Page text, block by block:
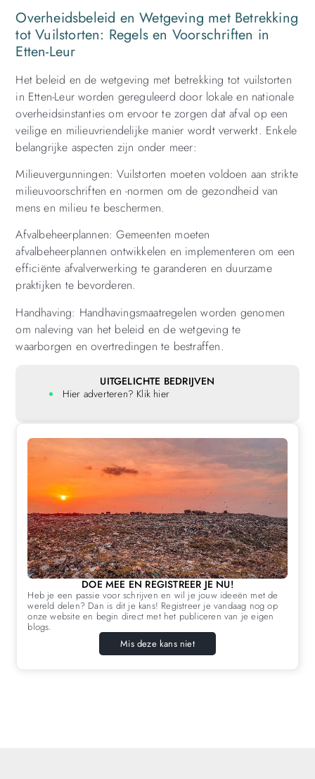
Overheidsbeleid en Wetgeving met Betrekking
tot Vuilstorten: Regels en Voorschriften in
Etten-Leur
Het beleid en de wetgeving met betrekking tot vuilstorten
in Etten-Leur worden gereguleerd door lokale en nationale
overheidsinstanties om ervoor te zorgen dat afval op een
veilige en milieuvriendelijke manier wordt verwerkt. Enkele
belangrijke aspecten zijn onder meer:
Milieuvergunningen: Vuilstorten moeten voldoen aan strikte
milieuvoorschriften en -normen om de gezondheid van
mens en milieu te beschermen.
Afvalbeheerplannen: Gemeenten moeten
afvalbeheerplannen ontwikkelen en implementeren om een
efficiënte afvalverwerking te garanderen en duurzame
praktijken te bevorderen.
Handhaving: Handhavingsmaatregelen worden genomen
om naleving van het beleid en de wetgeving te
waarborgen en overtredingen te bestraffen.
UITGELICHTE BEDRIJVEN
Hier adverteren? Klik hier
DOE MEE EN REGISTREER JE NU!
Heb je een passie voor schrijven en wil je jouw ideeën met de
wereld delen? Dan is dit je kans! Registreer je vandaag nog op
onze website en begin direct met het publiceren van je eigen
blogs.
Mis deze kans niet